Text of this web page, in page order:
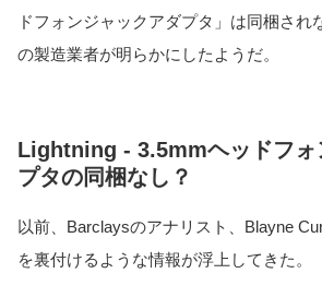
ドフォンジャックアダプタ」は同梱され
の製造業者が明らかにしたようだ。
Lightning - 3.5mmヘッドフォ
プタの同梱なし？
以前、Barclaysのアナリスト、Blayne
を裏付けるような情報が浮上してきた。